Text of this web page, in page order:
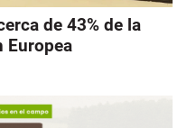
de 43% de la
Europea